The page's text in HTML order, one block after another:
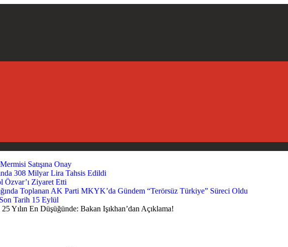
Satışına Onay
308 Milyar Lira Tahsis Edildi
Özvar’ı Ziyaret Etti
Toplanan AK Parti MKYK’da Gündem “Terörsüz Türkiye” Süreci Oldu
Tarih 15 Eylül
Yılın En Düşüğünde: Bakan Işıkhan’dan Açıklama!